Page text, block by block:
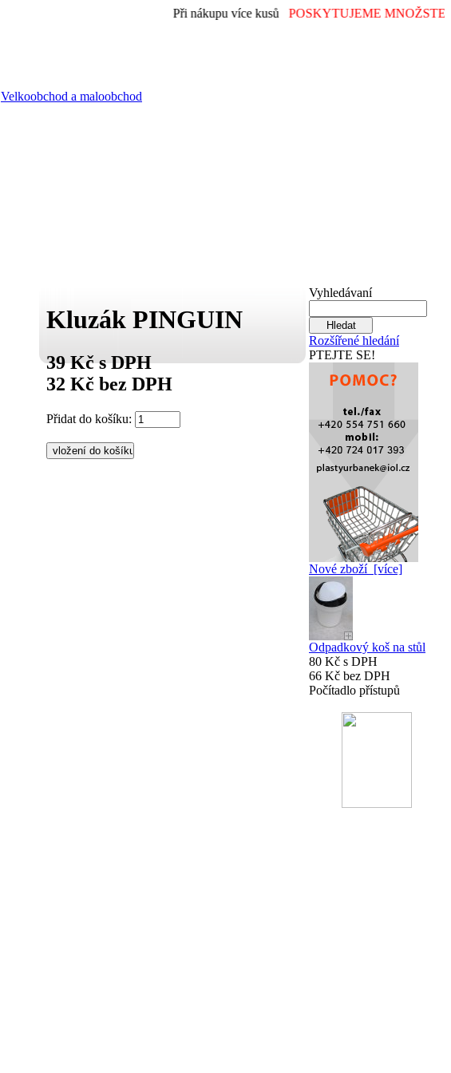
Při nákupu více kusůPOSKYTUJEME
Velkoobchod a maloobchod
Kluzák PINGUIN
39 Kč s DPH
32 Kč bez DPH
Přidat do košíku:
Vyhledávaní
Rozšířené hledání
PTEJTE SE!
Nové zboží [více]
Odpadkový koš na stůl
80 Kč s DPH
66 Kč bez DPH
Počítadlo přístupů